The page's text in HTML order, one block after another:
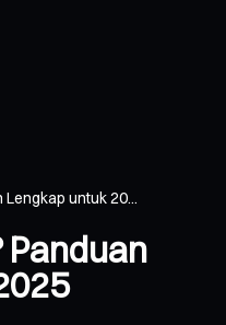
Lengkap untuk 20...
Panduan